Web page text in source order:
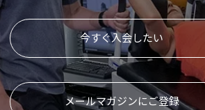
今すぐ入会したい
メールマガジンにご登録